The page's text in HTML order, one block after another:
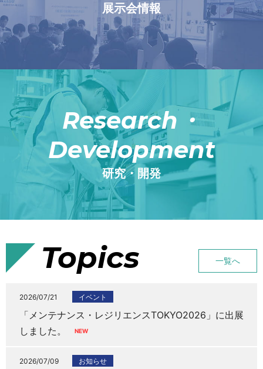
展示会情報
Research・
Development
研究・開発
Topics 一覧へ
2026/07/21 イベント
「メンテナンス・レジリエンスTOKYO2026」に出展
しました。
2026/07/09 お知らせ